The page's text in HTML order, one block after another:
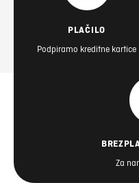
PLAČILO
Podpiramo kreditne kartice
Za